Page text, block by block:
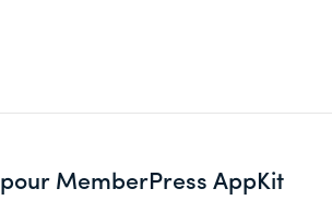
MemberPress AppKit